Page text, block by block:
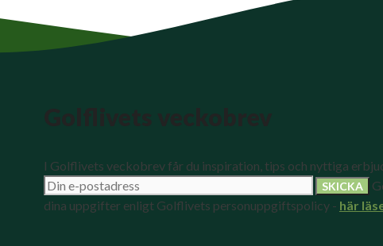
I Golflivets veckobrev får du inspiration, tips och nyttiga
dina uppgifter enligt Golflivets personuppgiftspolicy - här